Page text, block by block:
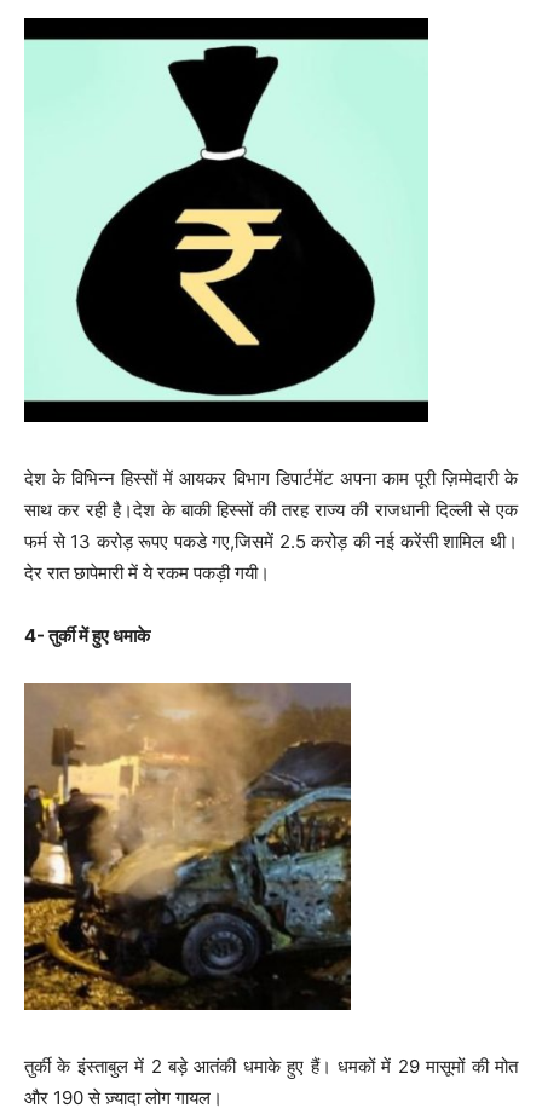
देश के विभिन्न हिस्सों में आयकर विभाग डिपार्टमेंट अपना काम पूरी ज़िम्मेदारी के
साथ कर रही है।देश के बाकी हिस्सों की तरह राज्य की राजधानी दिल्ली से एक
फर्म से 13 करोड़ रूपए पकडे गए,जिसमें 2.5 करोड़ की नई करेंसी शामिल थी।
देर रात छापेमारी में ये रकम पकड़ी गयी।
4- तुर्की में हुए धमाके
तुर्की के इंस्ताबुल में 2 बड़े आतंकी धमाके हुए हैं। धमकों में 29 मासूमों की मोत
और 190 से ज़्यादा लोग गायल।